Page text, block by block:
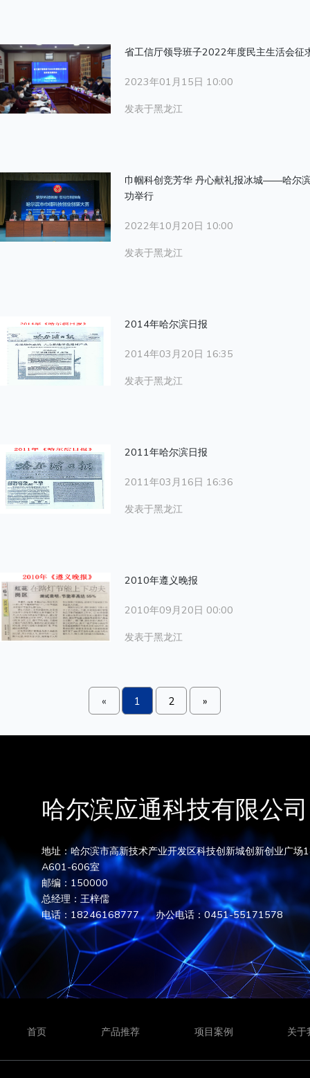
省工信厅领导班子2022年度民主生活会征
2023年01月15日 10:00
发表于黑龙江
巾帼科创竞芳华 丹心献礼报冰城——哈尔
功举行
2022年10月20日 10:00
发表于黑龙江
2014年哈尔滨日报
2014年03月20日 16:35
发表于黑龙江
2011年哈尔滨日报
2011年03月16日 16:36
发表于黑龙江
2010年遵义晚报
2010年09月20日 00:00
发表于黑龙江
« 1 2 »
哈尔滨应通科技有限公司
地址：哈尔滨市高新技术产业开发区科技创新城创新创业广场
A601-606室
邮编：150000
总经理：王梓儒
电话：18246168777 办公电话：0451-55171578
首页 产品推荐 项目案例 关于